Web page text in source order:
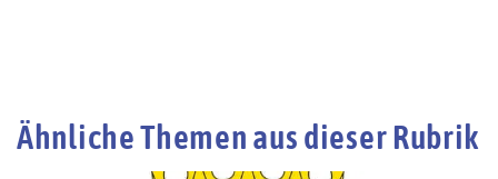
Ähnliche Themen aus dieser Rubrik